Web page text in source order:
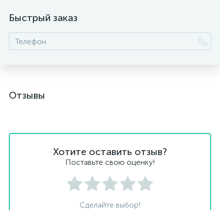
Быстрый заказ
Отзывы
Хотите оставить отзыв?
Поставьте свою оценку!
Сделайте выбор!